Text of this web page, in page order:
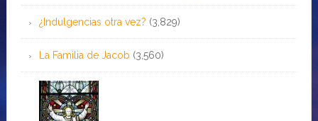
¿Indulgencias otra vez? (3,829)
La Familia de Jacob (3,560)